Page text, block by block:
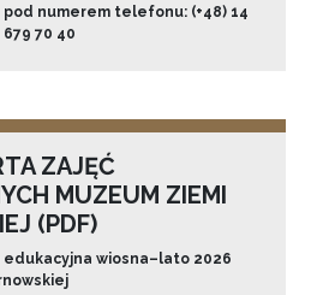
pod numerem telefonu: (+48) 14
679 70 40
ZAJĘĆ
MUZEUM ZIEMI
(PDF)
wiosna–lato 2026